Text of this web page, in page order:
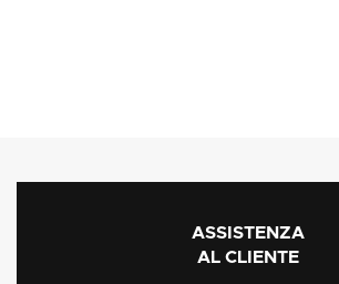
ASSISTENZA
AL CLIENTE